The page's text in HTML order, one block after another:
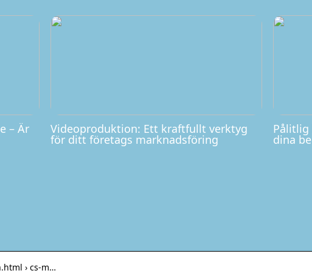
– Är Videoproduktion: Ett kraftfullt verktyg
för ditt företags marknadsföring dina
› cs-m…